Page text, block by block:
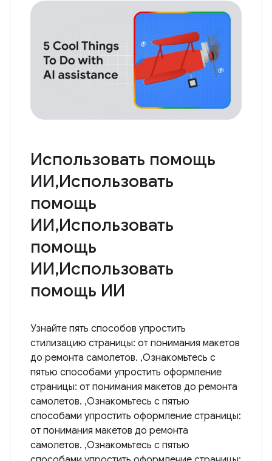
Использовать помощь
ИИ,Использовать
помощь
ИИ,Использовать
помощь
ИИ,Использовать
помощь ИИ
Узнайте пять способов упростить
стилизацию страницы: от понимания макетов
до ремонта самолетов. ,Ознакомьтесь с
пятью способами упростить оформление
страницы: от понимания макетов до ремонта
самолетов. ,Ознакомьтесь с пятью
способами упростить оформление страницы:
от понимания макетов до ремонта
самолетов. ,Ознакомьтесь с пятью